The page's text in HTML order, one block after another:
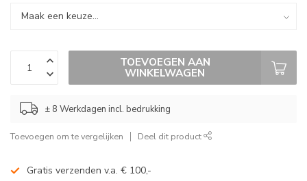
TOEVOEGEN AAN
WINKELWAGEN
± 8 Werkdagen incl. bedrukking
Toevoegen om te vergelijken Deel dit product
Gratis verzenden v.a. € 100,-